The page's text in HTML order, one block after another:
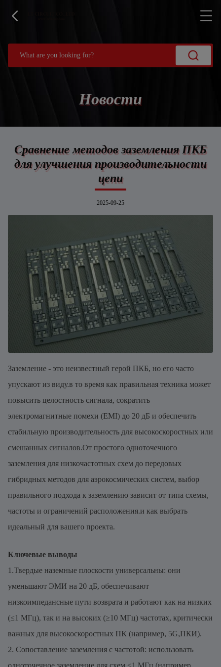
Новости
Сравнение методов заземления ПКБ
для улучшения производительности
цепи
2025-09-25
Заземление - это неизвестный герой ПКБ, но его часто
упускают из виду.в то время как правильная техника может
повысить целостность сигнала, сократить
электромагнитные помехи (EMI) до 20 дБ и обеспечить
стабильную производительность для высокоскоростных или
смешанных сигналов.От простого одноточечного
заземления для низкочастотных схем до передовых
гибридных методов для аэрокосмических систем, выбор
правильного подхода к заземлению зависит от типа схемы,
частоты и ограничений расположения.и как выбрать
идеальный для вашего проекта.
Ключевые выводы
1.Твердые наземные плоскости универсальны: они
уменьшают ЭМИ на 20 дБ, обеспечивают
низкоимпедансные пути возврата и работают как на низких
(≤1 МГц), так и на высоких (≥10 МГц) частотах, критически
важных для высокоскоростных ПК (например, 5G,ПКИ).
2. Сопоставление заземления с частотой: использовать
одноточечное заземление для схем ≤1 МГц (например,